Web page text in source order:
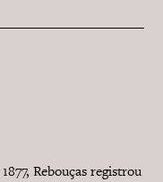
Rebouças registrou